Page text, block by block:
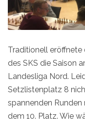
Traditionell eröffnete
des SKS die Saison
Landesliga Nord.
Setzlistenplatz 8
spannenden
dem 10. Platz. Wie